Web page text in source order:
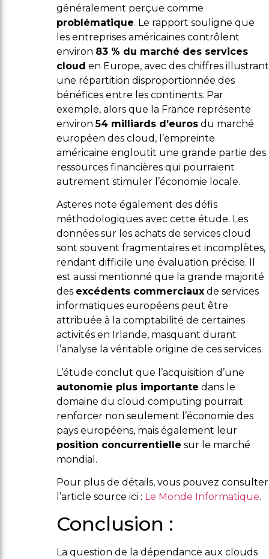
généralement perçue comme
problématique. Le rapport souligne que
les entreprises américaines contrôlent
environ 83 % du marché des services
cloud en Europe, avec des chiffres illustrant
une répartition disproportionnée des
bénéfices entre les continents. Par
exemple, alors que la France représente
environ54 milliards d’euros du marché
européen des cloud, l’empreinte
américaine engloutit une grande partie des
ressources financières qui pourraient
autrement stimuler l’économie locale.
Asteres note également des défis
méthodologiques avec cette étude. Les
données sur les achats de services cloud
sont souvent fragmentaires et incomplètes,
rendant difficile une évaluation précise. Il
est aussi mentionné que la grande majorité
des excédents commerciaux de services
informatiques européens peut être
attribuée à la comptabilité de certaines
activités en Irlande, masquant durant
l’analyse la véritable origine de ces services.
L’étude conclut que l’acquisition d’une
autonomie plus importante dans le
domaine du cloud computing pourrait
renforcer non seulement l’économie des
pays européens, mais également leur
position concurrentielle sur le marché
mondial.
Pour plus de détails, vous pouvez consulter
l’article source ici : Le Monde Informatique.
Conclusion :
La question de la dépendance aux clouds